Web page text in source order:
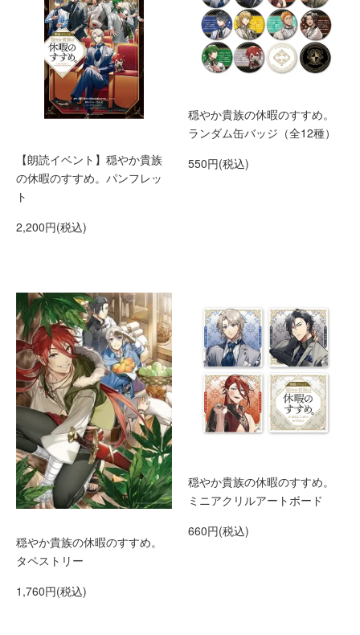
【朗読イベント】穏やか貴族
の休暇のすすめ。パンフレッ
ト
2,200円(税込)
穏やか貴族の休暇のすすめ。
ランダム缶バッジ（全12種）
550円(税込)
穏やか貴族の休暇のすすめ。
タペストリー
1,760円(税込)
穏やか貴族の休暇のすすめ。
ミニアクリルアートボード
660円(税込)